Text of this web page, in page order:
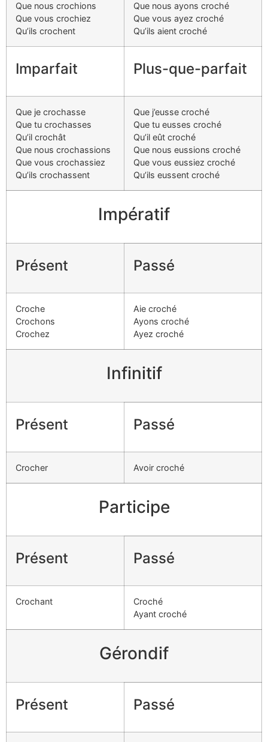
Que nous crochions
Que vous crochiez
Qu’ils crochent
Que nous ayons croché
Que vous ayez croché
Qu’ils aient croché
Imparfait Plus-que-parfait
Que je crochasse
Que tu crochasses
Qu’il crochât
Que nous crochassions
Que vous crochassiez
Qu’ils crochassent
Que j’eusse croché
Que tu eusses croché
Qu’il eût croché
Que nous eussions croché
Que vous eussiez croché
Qu’ils eussent croché
Impératif
Présent Passé
Croche
Crochons
Crochez
Aie croché
Ayons croché
Ayez croché
Infinitif
Présent Passé
Crocher Avoir croché
Participe
Présent Passé
Crochant
Croché
Ayant croché
Gérondif
Présent Passé